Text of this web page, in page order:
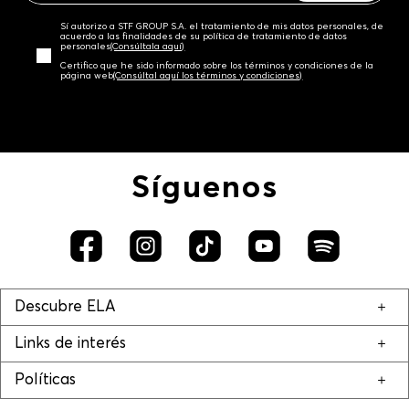
Sí autorizo a STF GROUP S.A. el tratamiento de mis datos personales, de
acuerdo a las finalidades de su política de tratamiento de datos
personales‎(Consúltala aquí)
Certifico que he sido informado sobre los términos y condiciones de la
página web‎(Consúltal aquí los términos y condiciones)
Síguenos
Descubre ELA
Links de interés
Políticas